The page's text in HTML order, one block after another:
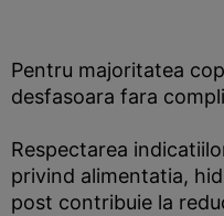
Pentru majoritatea
desfasoara fara
Respectarea
privind alimentatia,
post contribuie la